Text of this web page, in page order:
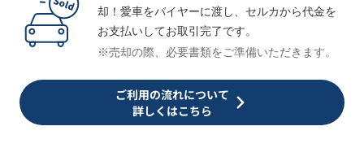
却！愛車をバイヤーに渡し、セルカから代金を
お支払いしてお取引完了です。
※売却の際、必要書類をご準備いただきます。
ご利用の流れについて
詳しくはこちら